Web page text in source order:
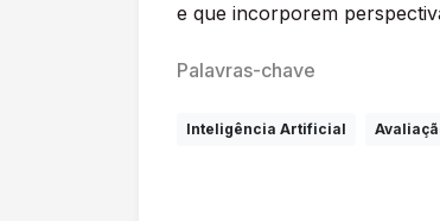
e que incorporem
Palavras-chave
Inteligência Artificial